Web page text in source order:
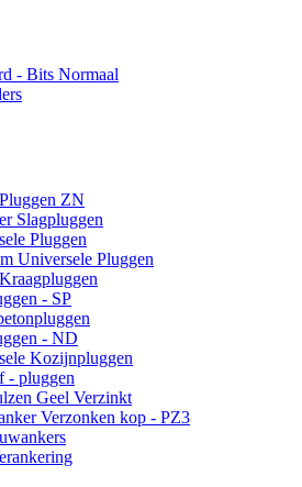
- Bits Normaal
ZN
Slagpluggen
Pluggen
Universele Pluggen
- SP
- ND
Kozijnpluggen
- pluggen
Geel Verzinkt
Verzonken kop - PZ3